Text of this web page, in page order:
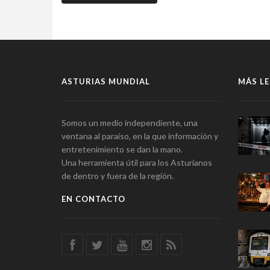
ASTURIAS MUNDIAL
Somos un medio independiente, una
ventana al paraíso, en la que información y
entretenimiento se dan la mano.
Una herramienta útil para los Asturianos
de dentro y fuera de la región.
EN CONTACTO
MÁS